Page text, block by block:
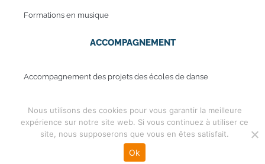
Formations en musique
ACCOMPAGNEMENT
Accompagnement des projets des écoles de danse
Mentions légales
Copyright © 2019 - Periwinkle
Nous utilisons des cookies pour vous garantir la meilleure
expérience sur notre site web. Si vous continuez à utiliser ce
site, nous supposerons que vous en êtes satisfait.
Ok